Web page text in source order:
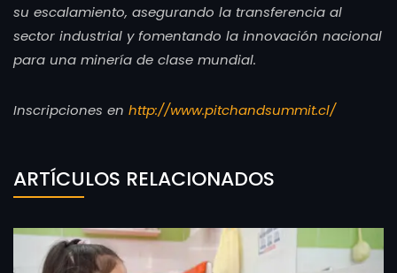
su escalamiento, asegurando la transferencia al
sector industrial y fomentando la innovación nacional
para una minería de clase mundial.
Inscripciones en http://www.pitchandsummit.cl/
ARTÍCULOS RELACIONADOS